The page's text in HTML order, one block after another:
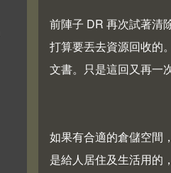
前陣子 DR 再次試著清
打算要丟去資源回收的
文書。只是這回又再一
如果有合適的倉儲空間
是給人居住及生活用的